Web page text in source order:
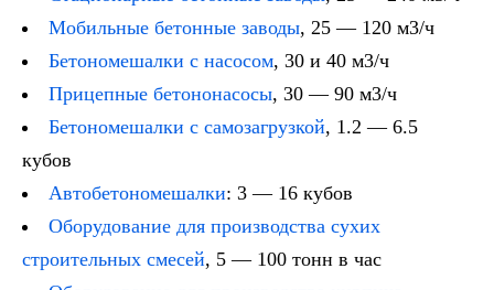
Мобильные бетонные заводы, 25 — 120 м3/ч
Бетономешалки с насосом, 30 и 40 м3/ч
Прицепные бетононасосы, 30 — 90 м3/ч
Бетономешалки с самозагрузкой, 1.2 — 6.5
кубов
Автобетономешалки: 3 — 16 кубов
Оборудование для производства сухих
строительных смесей, 5 — 100 тонн в час